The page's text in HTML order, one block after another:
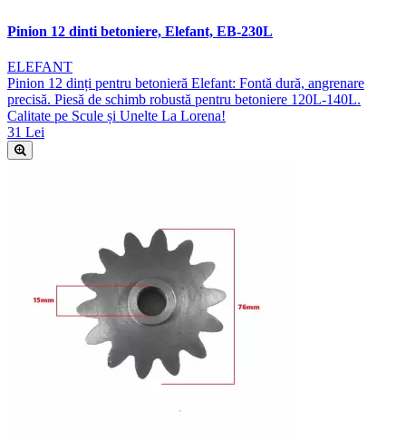
Pinion 12 dinti betoniere, Elefant, EB-230L
ELEFANT
Pinion 12 dinți pentru betonieră Elefant: Fontă dură, angrenare
precisă. Piesă de schimb robustă pentru betoniere 120L-140L.
Calitate pe Scule și Unelte La Lorena!
31 Lei